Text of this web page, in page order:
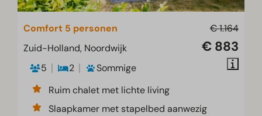
€ 1.164
€ 883
Comfort 5 personen
Zuid-Holland, Noordwijk
5
2
Sommige
Ruim chalet met lichte living
Slaapkamer met stapelbed aanwezig